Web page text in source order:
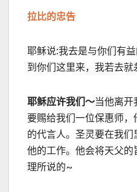
拉比的忠告
耶稣说:我去是与你们有
到你们这里来，我若去就
耶稣应许我们～当他离
要赐给我们一位保惠师
的代言人。圣灵要在我
他的工作。他会将天父
理所说的~